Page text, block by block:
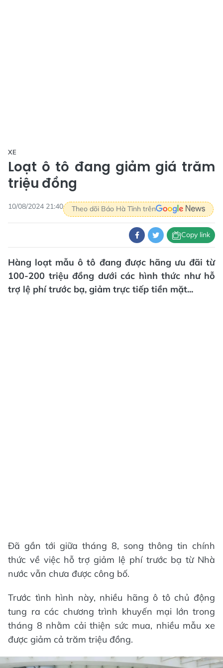
XE
Loạt ô tô đang giảm giá trăm
triệu đồng
10/08/2024 21:40 Theo dõi Báo Hà Tĩnh trên
Copy link
Hàng loạt mẫu ô tô đang được hãng ưu đãi từ
100-200 triệu đồng dưới các hình thức như hỗ
trợ lệ phí trước bạ, giảm trực tiếp tiền mặt...
Đã gần tới giữa tháng 8, song thông tin chính
thức về việc hỗ trợ giảm lệ phí trước bạ từ Nhà
nước vẫn chưa được công bố.
Trước tình hình này, nhiều hãng ô tô chủ động
tung ra các chương trình khuyến mại lớn trong
tháng 8 nhằm cải thiện sức mua, nhiều mẫu xe
được giảm cả trăm triệu đồng.